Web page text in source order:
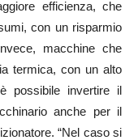
efficienza, che
con un risparmio
macchine che
termica, con un alto
possibile invertire il
anche per il
“Nel caso si